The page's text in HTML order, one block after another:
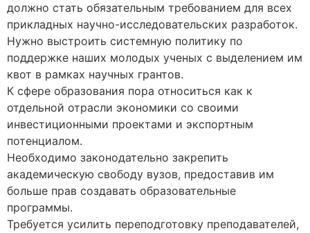
должно стать обязательным требованием для всех
прикладных научно-исследовательских разработок.
Нужно выстроить системную политику по
поддержке наших молодых ученых с выделением им
квот в рамках научных грантов.
К сфере образования пора относиться как к
отдельной отрасли экономики со своими
инвестиционными проектами и экспортным
потенциалом.
Необходимо законодательно закрепить
академическую свободу вузов, предоставив им
больше прав создавать образовательные
программы.
Требуется усилить переподготовку преподавателей,